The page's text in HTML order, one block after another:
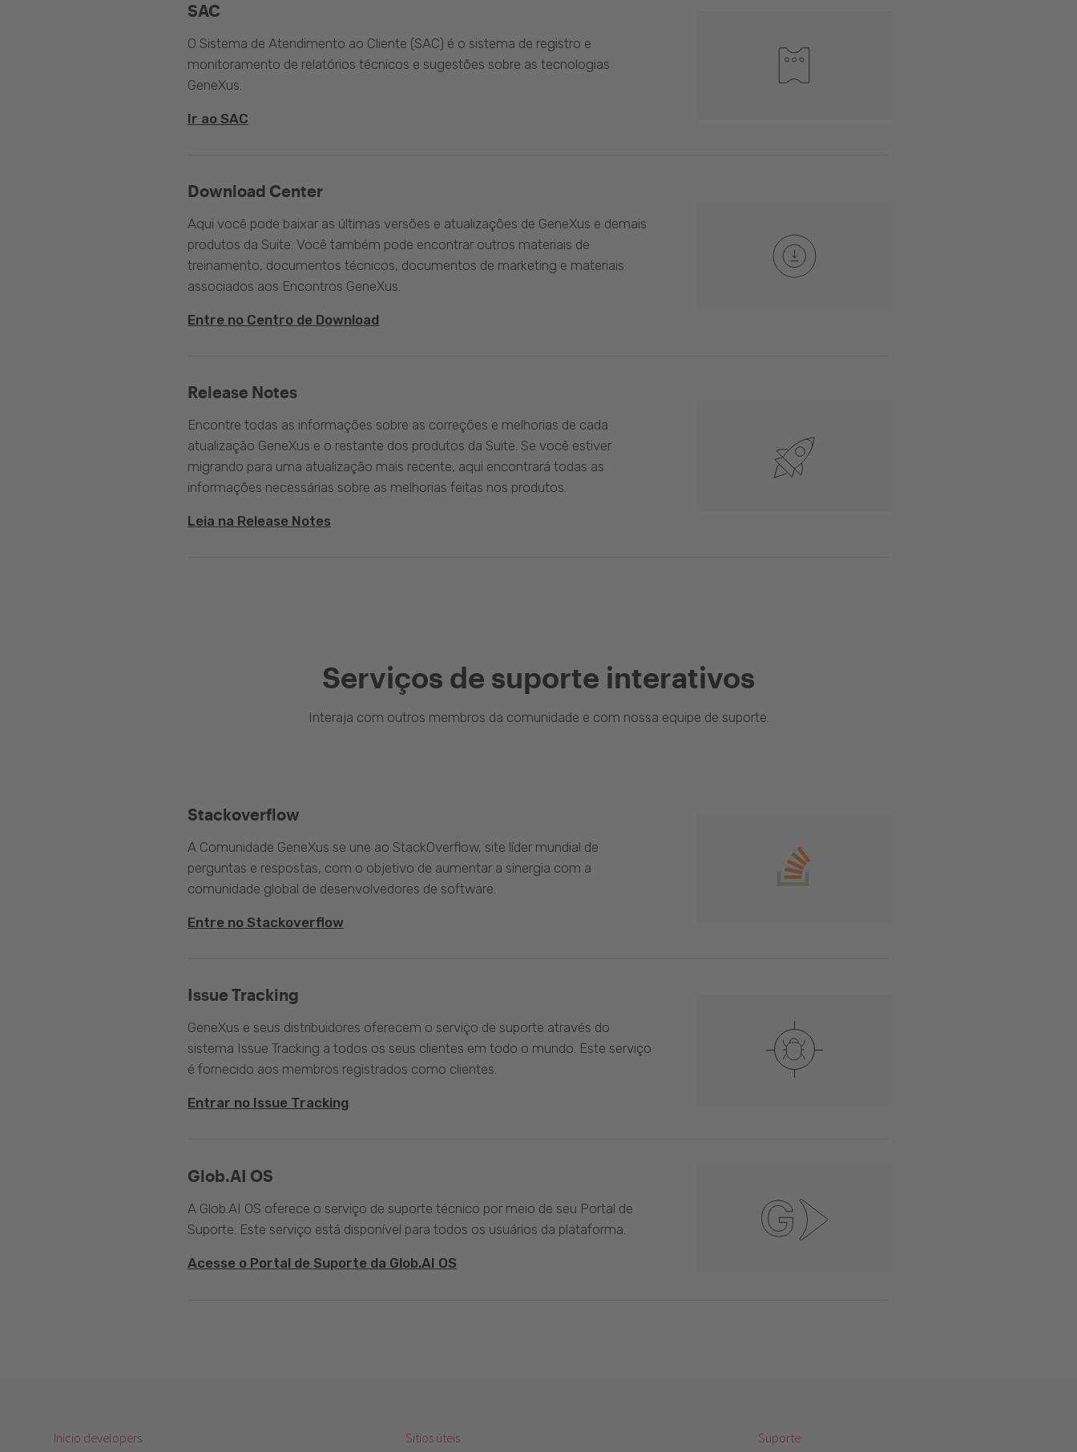
SAC
O Sistema de Atendimento ao Cliente (SAC) é o sistema de registro e
monitoramento de relatórios técnicos e sugestões sobre as tecnologias
GeneXus.
Ir ao SAC
Download Center
Aqui você pode baixar as últimas versões e atualizações de GeneXus e demais
produtos da Suite. Você também pode encontrar outros materiais de
treinamento, documentos técnicos, documentos de marketing e materiais
associados aos Encontros GeneXus.
Entre no Centro de Download
Release Notes
Encontre todas as informações sobre as correções e melhorias de cada
atualização GeneXus e o restante dos produtos da Suite. Se você estiver
migrando para uma atualização mais recente, aqui encontrará todas as
informações necessárias sobre as melhorias feitas nos produtos.
Leia na Release Notes
Serviços de suporte interativos
Interaja com outros membros da comunidade e com nossa equipe de suporte.
Stackoverflow
A Comunidade GeneXus se une ao StackOverflow, site líder mundial de
perguntas e respostas, com o objetivo de aumentar a sinergia com a
comunidade global de desenvolvedores de software.
Entre no Stackoverflow
Issue Tracking
GeneXus e seus distribuidores oferecem o serviço de suporte através do
sistema Issue Tracking a todos os seus clientes em todo o mundo. Este serviço
é fornecido aos membros registrados como clientes.
Entrar no Issue Tracking
Glob.AI OS
A Glob.AI OS oferece o serviço de suporte técnico por meio de seu Portal de
Suporte. Este serviço está disponível para todos os usuários da plataforma.
Acesse o Portal de Suporte da Glob.AI OS
Inicio developers Sitios úteis Suporte